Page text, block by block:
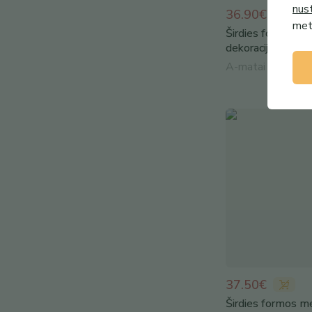
36.90€
Širdies formos
dekoracija
A-matai
37.50€
Širdies formos